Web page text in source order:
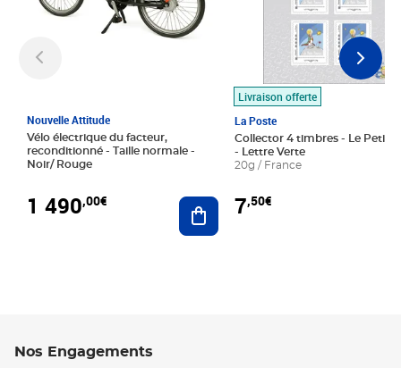
Nouvelle Attitude
Vélo électrique du facteur,
reconditionné - Taille normale -
Noir/ Rouge
1 490,00€ Ajouter au panier
Livraison offerte
La Poste
Collector 4 timbres - Le Petit
- Lettre Verte
20g / France
7,50€
Nos Engagements